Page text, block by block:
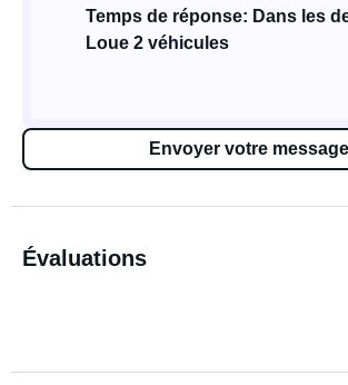
Temps de réponse: Dans les
Loue 2 véhicules
Envoyer votre message
Évaluations